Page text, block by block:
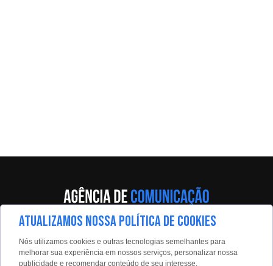
Av. Eng. Caetano Álvares, 55 - 5º andar
Limão, São Paulo, 02598-900
ATUALIZAMOS NOSSA POLÍTICA DE COOKIES
Nós utilizamos cookies e outras tecnologias semelhantes para
melhorar sua experiência em nossos serviços, personalizar nossa
publicidade e recomendar conteúdo de seu interesse.